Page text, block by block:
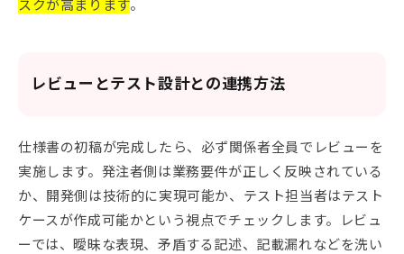
レビューとテスト設計との連携方法
仕様書の初稿が完成したら、必ず関係者全員でレビューを
実施します。発注者側は業務要件が正しく反映されている
か、開発側は技術的に実現可能か、テスト担当者はテスト
ケースが作成可能かという視点でチェックします。レビュ
ーでは、曖昧な表現、矛盾する記述、記載漏れなどを洗い